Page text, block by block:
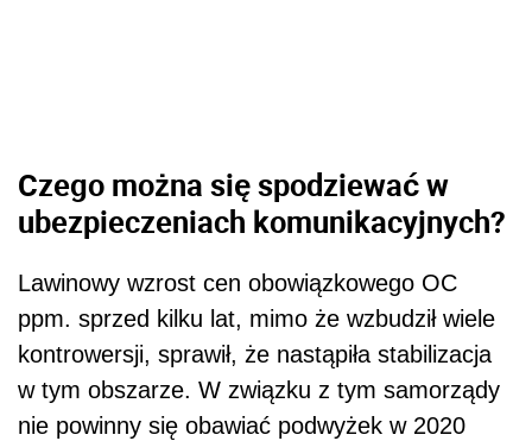
Czego można się spodziewać w
ubezpieczeniach komunikacyjnych?
Lawinowy wzrost cen obowiązkowego OC
ppm. sprzed kilku lat, mimo że wzbudził wiele
kontrowersji, sprawił, że nastąpiła stabilizacja
w tym obszarze. W związku z tym samorządy
nie powinny się obawiać podwyżek w 2020